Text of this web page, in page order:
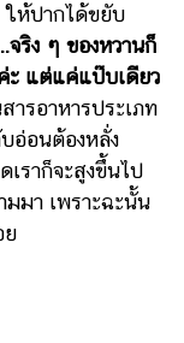
ห้ปากได้ขยับ
จริง ๆ ของหวานก็
ะ แต่แค่แป๊บเดียว
ารอาหารประเภท
อ่อนต้องหลั่ง
ราก็จะสูงขึ้นไป
มมา เพราะฉะนั้น
ย